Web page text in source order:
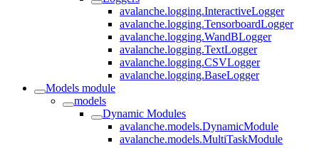
avalanche.logging.InteractiveLogger
avalanche.logging.TensorboardLogger
avalanche.logging.WandBLogger
avalanche.logging.TextLogger
avalanche.logging.CSVLogger
avalanche.logging.BaseLogger
Models module
models
Dynamic Modules
avalanche.models.DynamicModule
avalanche.models.MultiTaskModule